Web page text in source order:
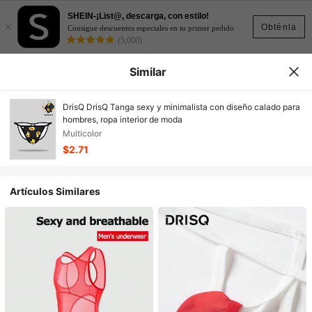
Obténla
×
SHEIN-¡List@, descarga, con estilo!
Consigue descuentos especiales en tu primer pedido
(5,000)
Similar
DrisQ DrisQ Tanga sexy y minimalista con diseño calado para
hombres, ropa interior de moda
Multicolor
$2.71
Artículos Similares